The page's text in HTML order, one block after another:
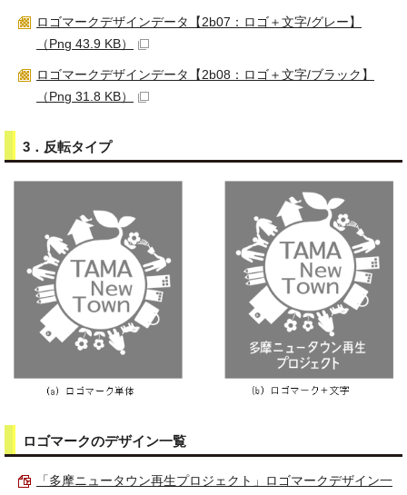
ロゴマークデザインデータ【2b07：ロゴ＋文字/グレー】
（Png 43.9 KB）
ロゴマークデザインデータ【2b08：ロゴ＋文字/ブラック】
（Png 31.8 KB）
3．反転タイプ
ロゴマークのデザイン一覧
「多摩ニュータウン再生プロジェクト」ロゴマークデザイン一